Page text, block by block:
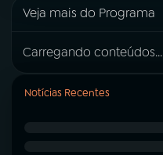
Veja mais do Programa
Carregando conteúdos...
Notícias Recentes